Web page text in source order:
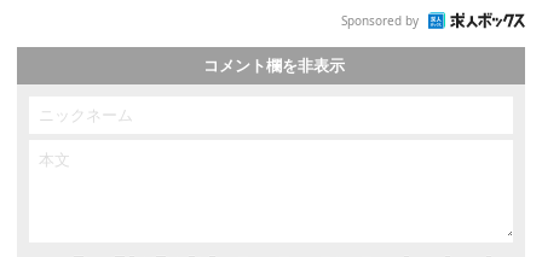
Sponsored by
コメント欄を非表示